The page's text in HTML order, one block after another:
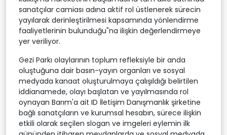
sanatçılar camiası adına aktif rol üstlenerek sürecin
yayılarak derinleştirilmesi kapsamında yönlendirme
faaliyetlerinin bulunduğu"na ilişkin değerlendirmeye
yer veriliyor.
Gezi Parkı olaylarının toplum refleksiyle bir anda
oluştuğuna dair basın-yayın organları ve sosyal
medyada kanaat oluşturulmaya çalışıldığı belirtilen
iddianamede, olayı başlatan ve yayılmasında rol
oynayan Barım'a ait ID İletişim Danışmanlık şirketine
bağlı sanatçıların ve kurumsal hesabın, sürece ilişkin
etkili olarak seçilen slogan ve imgeleri eylemin ilk